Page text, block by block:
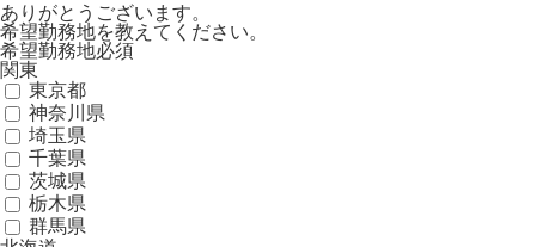
ありがとうございます。
希望勤務地を教えてください。
希望勤務地必須
関東
東京都
神奈川県
埼玉県
千葉県
茨城県
栃木県
群馬県